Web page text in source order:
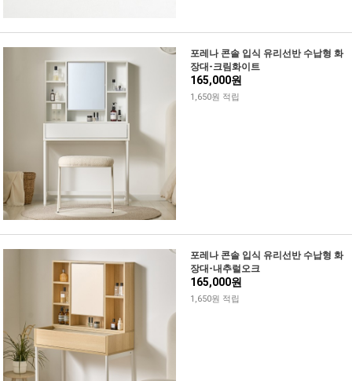
포레나 콘솔 입식 유리선반 수납형 화
장대-크림화이트
165,000원
1,650원 적립
포레나 콘솔 입식 유리선반 수납형 화
장대-내추럴오크
165,000원
1,650원 적립